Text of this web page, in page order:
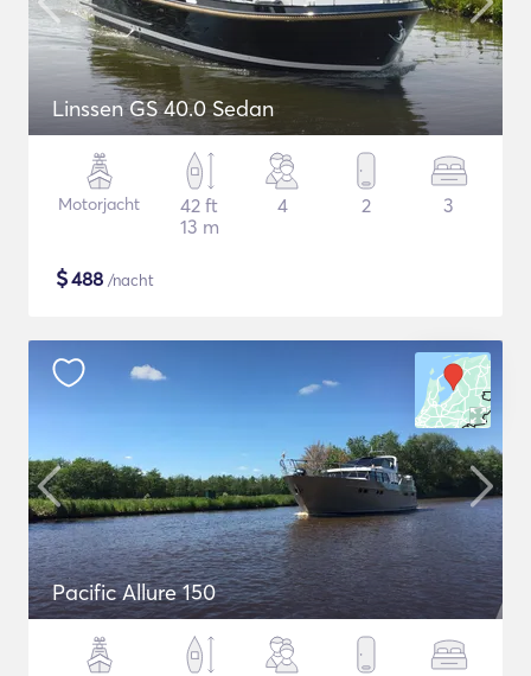
Linssen GS 40.0 Sedan
Motorjacht
42 ft
13 m
4 2 3
$488 /nacht
Pacific Allure 150